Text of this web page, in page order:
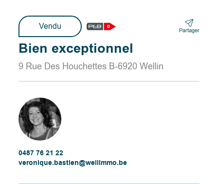
Vendu Partager
Bien exceptionnel
9 Rue Des Houchettes B-6920 Wellin
0487 76 21 22
veronique.bastien@wellimmo.be